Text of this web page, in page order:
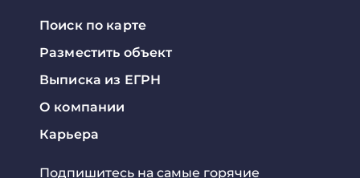
Поиск по карте
Разместить объект
Выписка из ЕГРН
О компании
Карьера
Подпишитесь на самые горячие